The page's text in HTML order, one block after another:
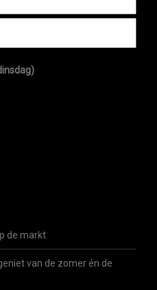
de markt
van de zomer én de